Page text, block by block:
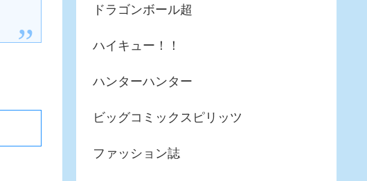
ドラゴンボール超
ハイキュー！！
ハンターハンター
ビッグコミックスピリッツ
ファッション誌